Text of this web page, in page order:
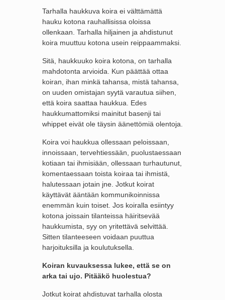
Tarhalla haukkuva koira ei välttämättä
hauku kotona rauhallisissa oloissa
ollenkaan. Tarhalla hiljainen ja ahdistunut
koira muuttuu kotona usein reippaammaksi.
Sitä, haukkuuko koira kotona, on tarhalla
mahdotonta arvioida. Kun päättää ottaa
koiran, ihan minkä tahansa, mistä tahansa,
on uuden omistajan syytä varautua siihen,
että koira saattaa haukkua. Edes
haukkumattomiksi mainitut basenji tai
whippet eivät ole täysin äänettömiä olentoja.
Koira voi haukkua ollessaan peloissaan,
innoissaan, tervehtiessään, puolustaessaan
kotiaan tai ihmisiään, ollessaan turhautunut,
komentaessaan toista koiraa tai ihmistä,
halutessaan jotain jne. Jotkut koirat
käyttävät ääntään kommunikoinnissa
enemmän kuin toiset. Jos koiralla esiintyy
kotona joissain tilanteissa häiritsevää
haukkumista, syy on yritettävä selvittää.
Sitten tilanteeseen voidaan puuttua
harjoituksilla ja koulutuksella.
Koiran kuvauksessa lukee, että se on
arka tai ujo. Pitääkö huolestua?
Jotkut koirat ahdistuvat tarhalla olosta